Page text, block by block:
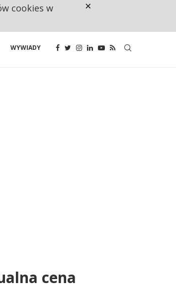
WYWIADY
cena
cookies w
×